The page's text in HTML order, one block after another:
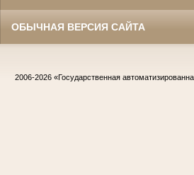
ОБЫЧНАЯ ВЕРСИЯ САЙТА
2006-2026 «Государственная